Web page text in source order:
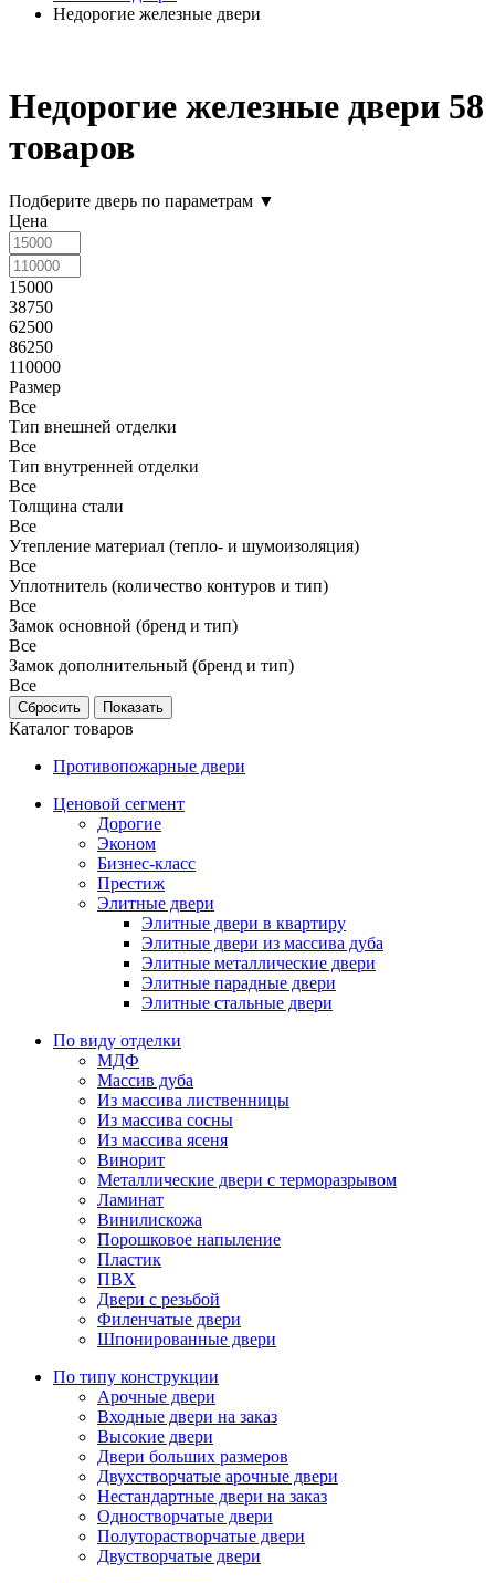
Недорогие железные двери
Недорогие железные двери 58
товаров
Подберите дверь по параметрам ▼
Цена
15000
38750
62500
86250
110000
Размер
Все
Тип внешней отделки
Все
Тип внутренней отделки
Все
Толщина стали
Все
Утепление материал (тепло- и шумоизоляция)
Все
Уплотнитель (количество контуров и тип)
Все
Замок основной (бренд и тип)
Все
Замок дополнительный (бренд и тип)
Все
Каталог товаров
Противопожарные двери
Ценовой сегмент
Дорогие
Эконом
Бизнес-класс
Престиж
Элитные двери
Элитные двери в квартиру
Элитные двери из массива дуба
Элитные металлические двери
Элитные парадные двери
Элитные стальные двери
По виду отделки
МДФ
Массив дуба
Из массива лиственницы
Из массива сосны
Из массива ясеня
Винорит
Металлические двери с терморазрывом
Ламинат
Винилискожа
Порошковое напыление
Пластик
ПВХ
Двери с резьбой
Филенчатые двери
Шпонированные двери
По типу конструкции
Арочные двери
Входные двери на заказ
Высокие двери
Двери больших размеров
Двухстворчатые арочные двери
Нестандартные двери на заказ
Одностворчатые двери
Полуторастворчатые двери
Двустворчатые двери